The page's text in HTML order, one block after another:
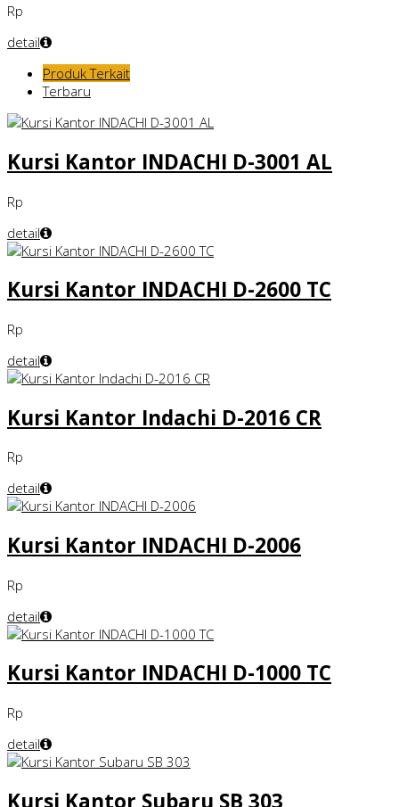
Rp
detail
Produk Terkait
Terbaru
Kursi Kantor INDACHI D-3001 AL
Rp
detail
Kursi Kantor INDACHI D-2600 TC
Rp
detail
Kursi Kantor Indachi D-2016 CR
Rp
detail
Kursi Kantor INDACHI D-2006
Rp
detail
Kursi Kantor INDACHI D-1000 TC
Rp
detail
Kursi Kantor Subaru SB 303